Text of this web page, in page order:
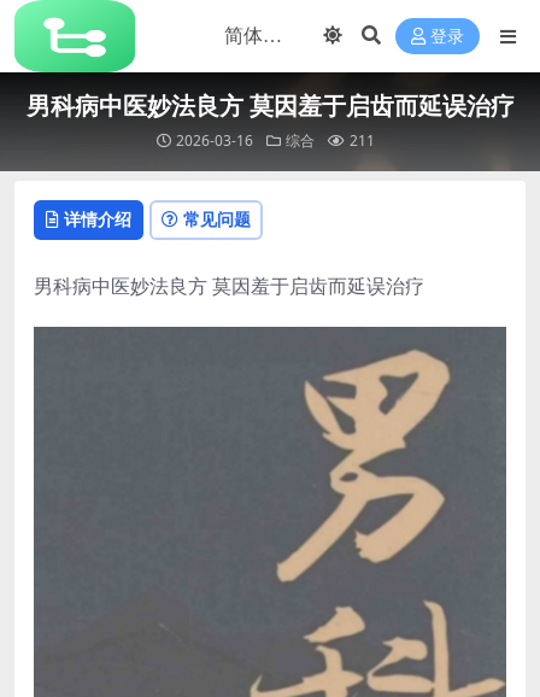
登录
男科病中医妙法良方 莫因羞于启齿而延误治疗
2026-03-16 综合 211
详情介绍 常见问题
男科病中医妙法良方 莫因羞于启齿而延误治疗